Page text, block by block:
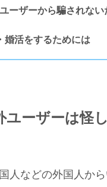
ーザーから騙されない
婚活をするためには
ーザーは怪
人などの外国人か